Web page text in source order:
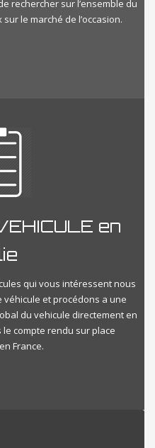
rechercher sur l’ensemble du
le marché de l’occasion.
en
qui vous intéressent nous
et procédons a une
du vehicule directement en
le compte rendu sur place
France.